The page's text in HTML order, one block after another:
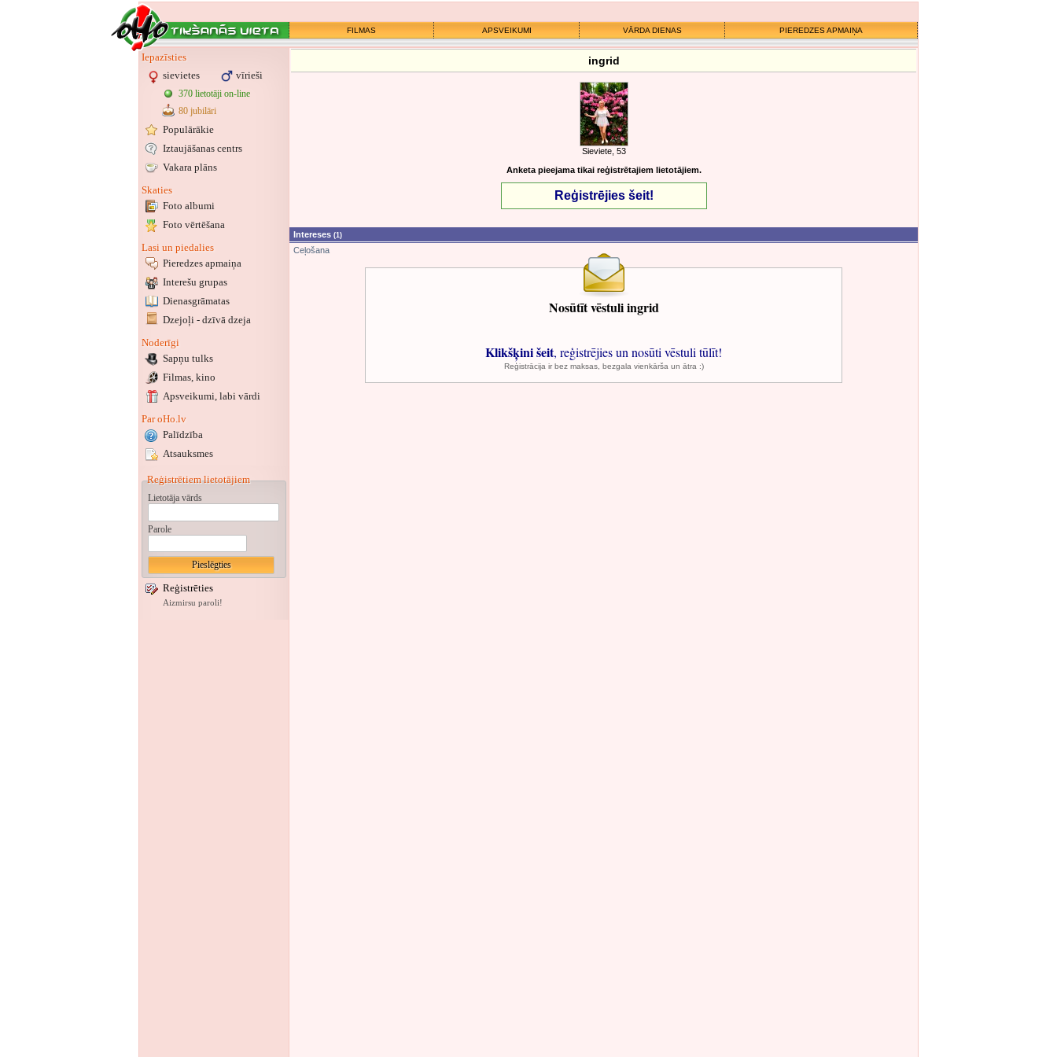
FILMAS APSVEIKUMI VĀRDA DIENAS PIEREDZES APMAIŅA
Iepazīsties
sievietes
vīrieši
370 lietotāji on-line
80 jubilāri
Populārākie
Iztaujāšanas centrs
Vakara plāns
Skaties
Foto albumi
Foto vērtēšana
Lasi un piedalies
Pieredzes apmaiņa
Interešu grupas
Dienasgrāmatas
Dzejoļi - dzīvā dzeja
Noderīgi
Sapņu tulks
Filmas, kino
Apsveikumi, labi vārdi
Par oHo.lv
Palīdzība
Atsauksmes
Reģistrētiem lietotājiem
Lietotāja vārds
Parole
Reģistrēties
Aizmirsu paroli!
ingrid
Sieviete, 53
Anketa pieejama tikai reģistrētajiem lietotājiem.
Reģistrējies šeit!
Intereses (1)
Ceļošana
Nosūtīt vēstuli ingrid
Klikšķini šeit, reģistrējies un nosūti vēstuli tūlīt!
Reģistrācija ir bez maksas, bezgala vienkārša un ātra :)